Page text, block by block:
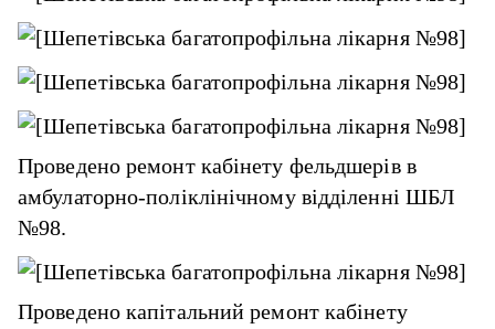
Проведено ремонт кабінету фельдшерів в
амбулаторно-поліклінічному відділенні ШБЛ
№98.
Проведено капітальний ремонт кабінету